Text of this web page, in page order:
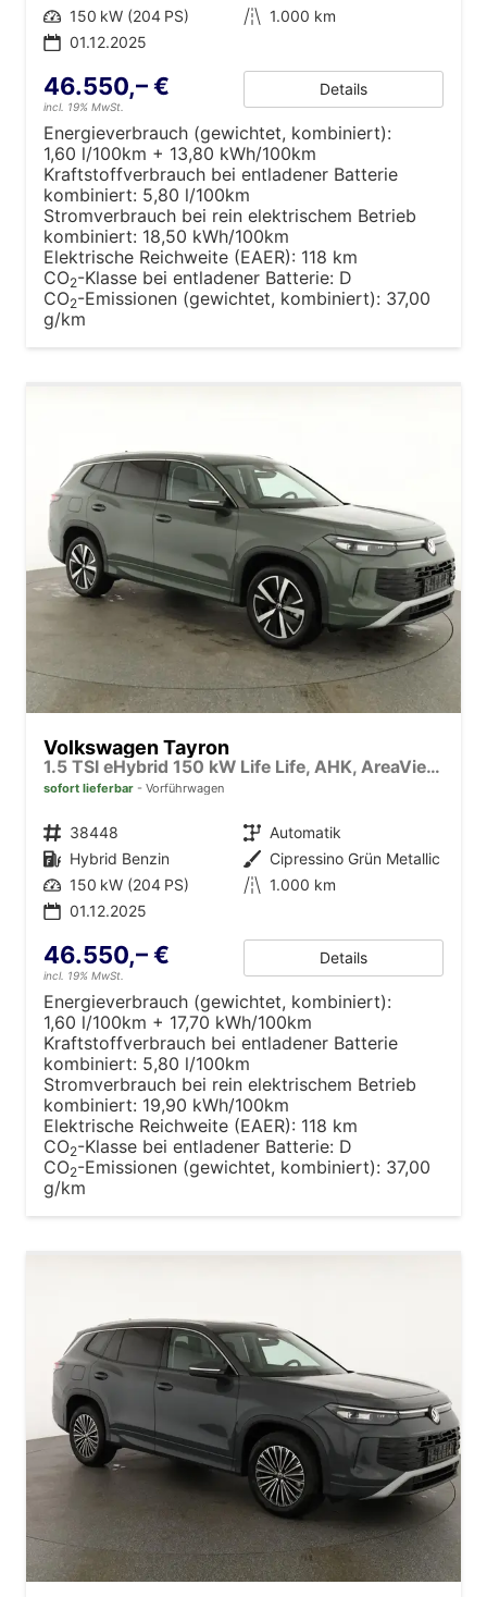
Leistung 150 kW (204 PS) Kilometerstand 1.000 km
01.12.2025
46.550,– €
incl. 19% MwSt.
Details
Energieverbrauch (gewichtet, kombiniert):
1,60 l/100km + 13,80 kWh/100km
Kraftstoffverbrauch bei entladener Batterie
kombiniert: 5,80 l/100km
Stromverbrauch bei rein elektrischem Betrieb
kombiniert: 18,50 kWh/100km
Elektrische Reichweite (EAER): 118 km
CO2-Klasse bei entladener Batterie: D
CO2-Emissionen (gewichtet, kombiniert): 37,00
g/km
Volkswagen Tayron
1.5 TSI eHybrid 150 kW Life Life, AHK, AreaView, Side, Navi, Winter, 5-J. Garantie
sofort lieferbar Vorführwagen
Fahrzeugnr. 38448 Getriebe Automatik
Kraftstoff Hybrid Benzin Außenfarbe Cipressino Grün Metallic
Leistung 150 kW (204 PS) Kilometerstand 1.000 km
01.12.2025
46.550,– €
incl. 19% MwSt.
Details
Energieverbrauch (gewichtet, kombiniert):
1,60 l/100km + 17,70 kWh/100km
Kraftstoffverbrauch bei entladener Batterie
kombiniert: 5,80 l/100km
Stromverbrauch bei rein elektrischem Betrieb
kombiniert: 19,90 kWh/100km
Elektrische Reichweite (EAER): 118 km
CO2-Klasse bei entladener Batterie: D
CO2-Emissionen (gewichtet, kombiniert): 37,00
g/km